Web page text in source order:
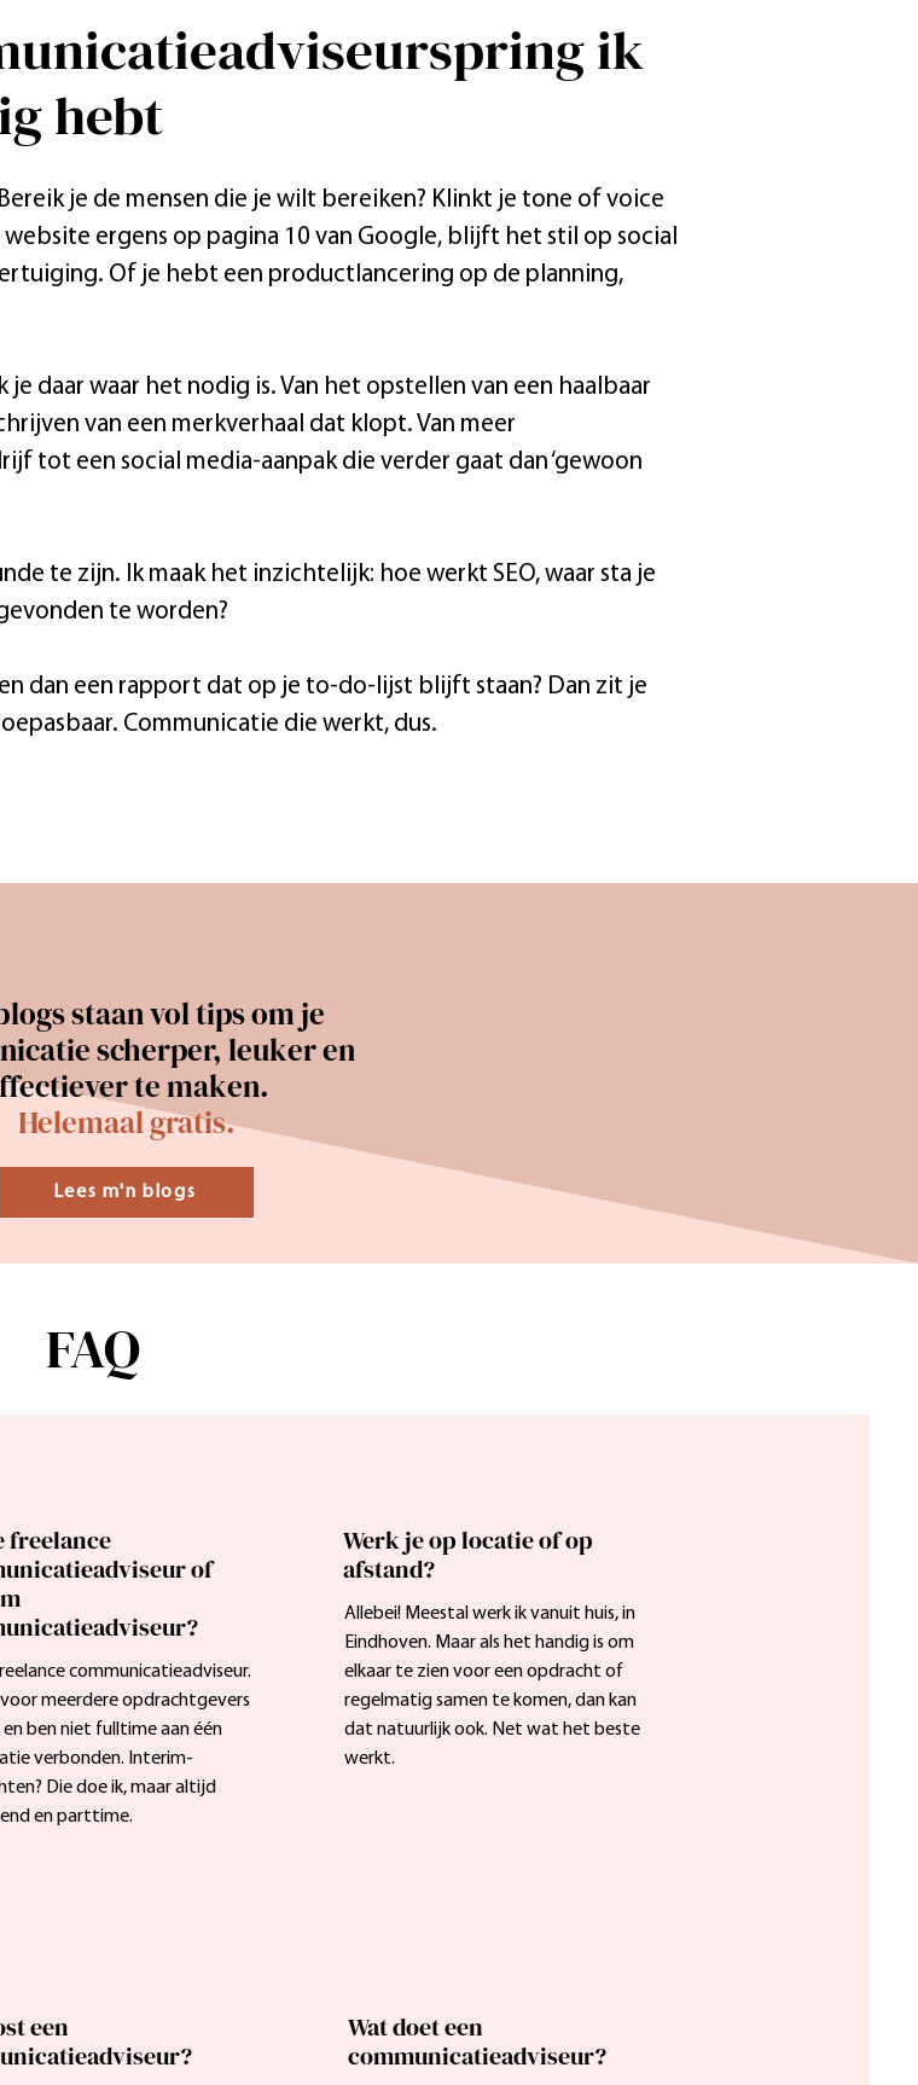
ik
hebt
je de mensen die je wilt bereiken? Klinkt je tone of voice
ergens op pagina 10 van Google, blijft het stil op social
Of je hebt een productlancering op de planning,
daar waar het nodig is. Van het opstellen van een haalbaar
van een merkverhaal dat klopt. Van meer
tot een social media-aanpak die verder gaat dan ‘gewoon
te zijn. Ik maak het inzichtelijk: hoe werkt SEO, waar sta je
te worden?
dan een rapport dat op je to-do-lijst blijft staan? Dan zit je
Communicatie die werkt, dus.
staan vol tips om je
scherper, leuker en
te maken.
Helemaal gratis.
Lees m'n blogs
FAQ
freelance
of
communicatieadviseur.
voor meerdere opdrachtgevers
ben niet fulltime aan één
verbonden. Interim-
Die doe ik, maar altijd
en parttime.
Werk je op locatie of op
afstand?
Allebei! Meestal werk ik vanuit huis, in
Eindhoven. Maar als het handig is om
elkaar te zien voor een opdracht of
regelmatig samen te komen, dan kan
dat natuurlijk ook. Net wat het beste
werkt.
een
Wat doet een
communicatieadviseur?